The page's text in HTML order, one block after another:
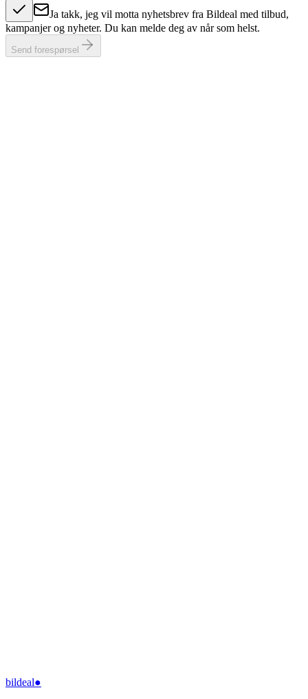
Ja takk, jeg vil motta nyhetsbrev fra Bildeal med tilbud,
kampanjer og nyheter. Du kan melde deg av når som helst.
Send forespørsel
bildeal●